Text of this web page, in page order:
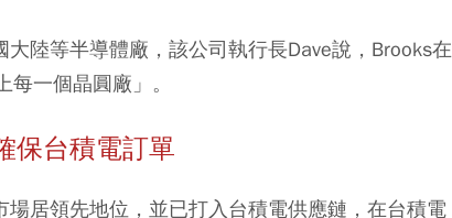
陸等半導體廠，該公司執行長Dave說，Brooks在
一個晶圓廠」。
保台積電訂單
居領先地位，並已打入台積電供應鏈，在台積電